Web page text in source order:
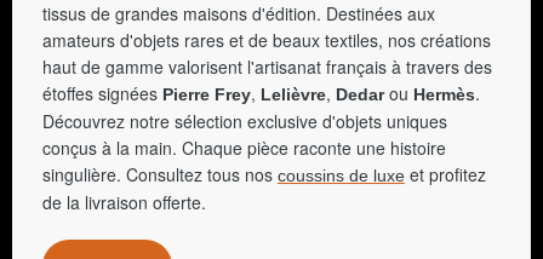
tissus de grandes maisons d'édition. Destinées aux
amateurs d'objets rares et de beaux textiles, nos créations
haut de gamme valorisent l'artisanat français à travers des
étoffes signées Pierre Frey, Lelièvre, Dedarou Hermès.
Découvrez notre sélection exclusive d'objets uniques
conçus à la main. Chaque pièce raconte une histoire
singulière. Consultez tous nos coussins de luxe et profitez
de la livraison offerte.